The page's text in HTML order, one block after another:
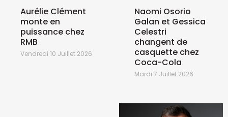
Aurélie Clément
monte en
puissance chez
RMB
Vendredi 10 Juillet 2026
Naomi Osorio
Galan et Gessica
Celestri
changent de
casquette chez
Coca-Cola
Mardi 7 Juillet 2026